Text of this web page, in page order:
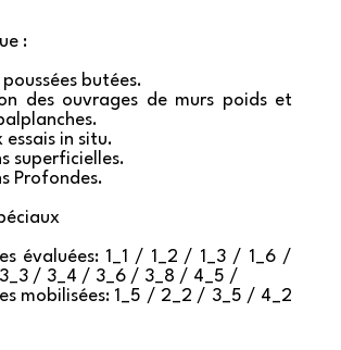
:
butées.
des ouvrages de murs poids et
essais in situ.
superficielles.
Profondes.
évaluées: 1_1 / 1_2 / 1_3 / 1_6 /
/ 3_4 / 3_6 / 3_8 / 4_5 /
mobilisées: 1_5 / 2_2 / 3_5 / 4_2